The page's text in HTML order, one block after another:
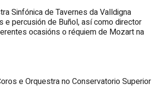
Sinfónica de Tavernes da Valldigna
e percusión de Buñol, así como director
ocasións o réquiem de Mozart na
e Orquestra no Conservatorio Superior